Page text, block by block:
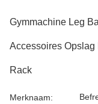
Gymmachine Leg
Accessoires
Rack
Merknaam: